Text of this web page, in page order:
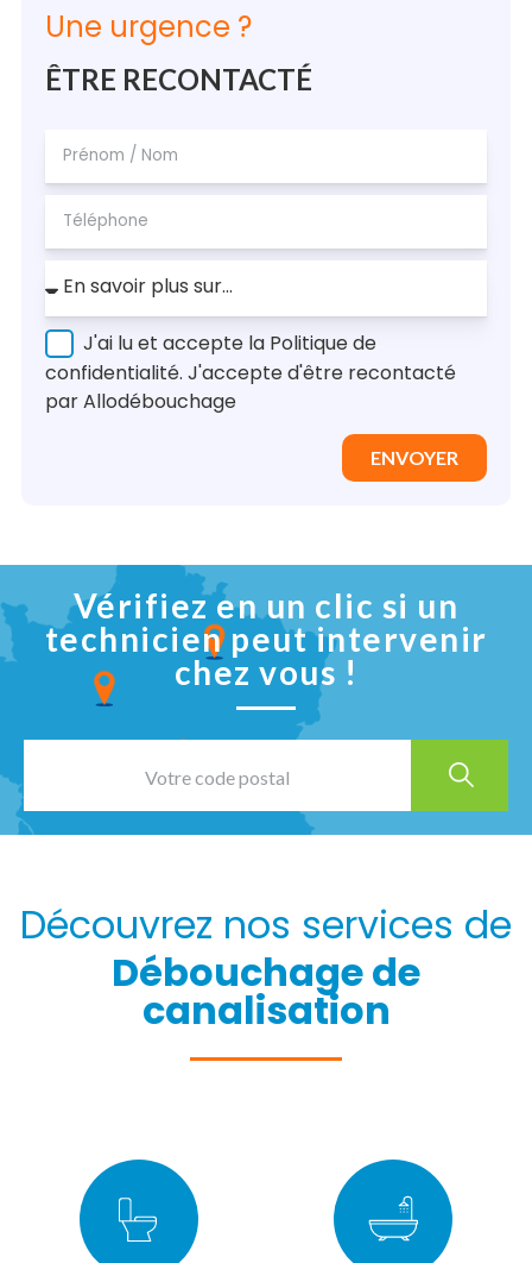
Une urgence ?
ÊTRE RECONTACTÉ
J'ai lu et accepte la Politique de
confidentialité. J'accepte d'être recontacté
par Allodébouchage
ENVOYER
Vérifiez en un clic si un
technicien peut intervenir
chez vous !
Découvrez nos services de
Débouchage de
canalisation